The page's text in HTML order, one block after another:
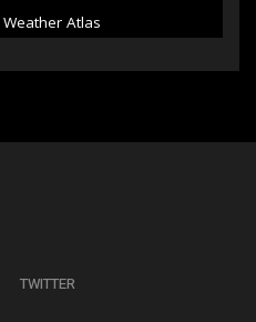
Weather Atlas
TWITTER